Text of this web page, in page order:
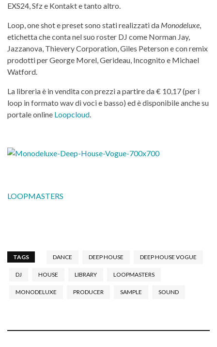
EXS24, Sfz e Kontakt e tanto altro.
Loop, one shot e preset sono stati realizzati da Monodeluxe
etichetta che conta nel suo roster DJ come Norman Jay,
Jazzanova, Thievery Corporation, Giles Peterson e con remix
prodotti per George Morel, Gerideau, Incognito e Michael
Watford.
La libreria è in vendita con prezzi a partire da € 10,17 (per i
loop in formato wav di voci e basso) ed è disponibile anche su
portale online Loopcloud
LOOPMASTERS
TAGS DANCE DEEP HOUSE DEEP HOUSE VOGUE
DJ HOUSE LIBRARY LOOPMASTERS
MONODELUXE PRODUCER SAMPLE SOUND